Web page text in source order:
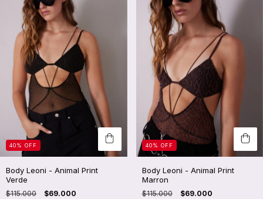
40% OFF
Body Leoni - Animal Print
Verde
$115.000 $69.000
40% OFF
Body Leoni - Animal Print
Marron
$115.000 $69.000